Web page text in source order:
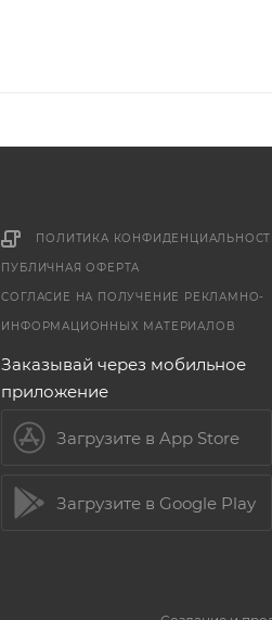
ПОЛИТИКА
ПУБЛИЧНАЯ ОФЕРТА
СОГЛАСИЕ НА ПОЛУЧЕНИЕ РЕКЛАМНО-
ИНФОРМАЦИОННЫХ МАТЕРИАЛОВ
Заказывай через мобильное
приложение
Загрузите в App Store
Загрузите в Google Play